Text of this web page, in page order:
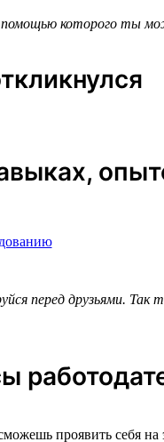
которого ты
перед друзьями.
проявить себя